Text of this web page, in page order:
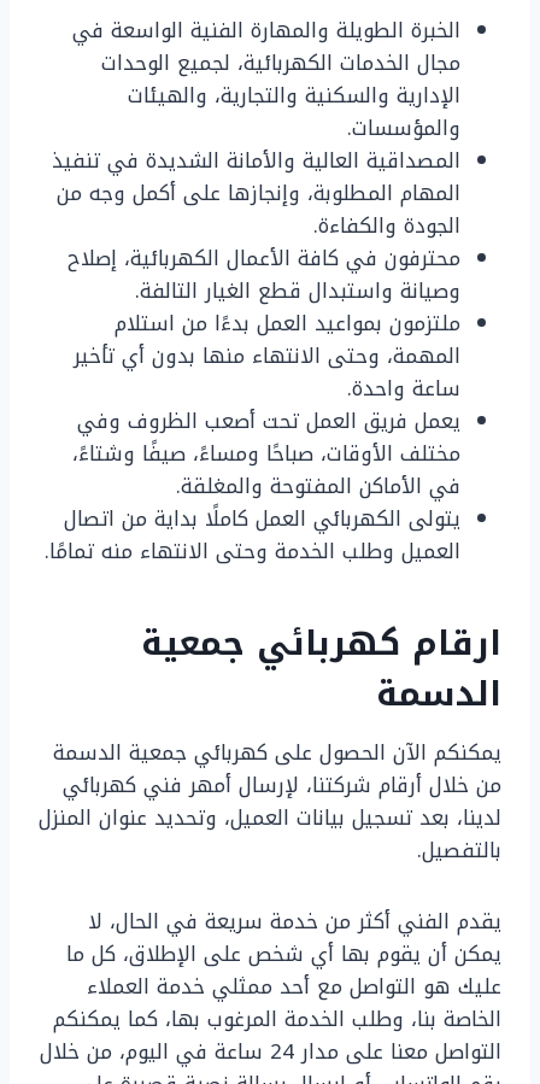
الخبرة الطويلة والمهارة الفنية الواسعة في
مجال الخدمات الكهربائية، لجميع الوحدات
الإدارية والسكنية والتجارية، والهيئات
والمؤسسات.
المصداقية العالية والأمانة الشديدة في تنفيذ
المهام المطلوبة، وإنجازها على أكمل وجه من
الجودة والكفاءة.
محترفون في كافة الأعمال الكهربائية، إصلاح
وصيانة واستبدال قطع الغيار التالفة.
ملتزمون بمواعيد العمل بدءًا من استلام
المهمة، وحتى الانتهاء منها بدون أي تأخير
ساعة واحدة.
يعمل فريق العمل تحت أصعب الظروف وفي
مختلف الأوقات، صباحًا ومساءً، صيفًا وشتاءً،
في الأماكن المفتوحة والمغلقة.
يتولى الكهربائي العمل كاملًا بداية من اتصال
العميل وطلب الخدمة وحتى الانتهاء منه تمامًا.
ارقام كهربائي جمعية
الدسمة
يمكنكم الآن الحصول على كهربائي جمعية الدسمة
من خلال أرقام شركتنا، لإرسال أمهر فني كهربائي
لدينا، بعد تسجيل بيانات العميل، وتحديد عنوان المنزل
بالتفصيل.
يقدم الفني أكثر من خدمة سريعة في الحال، لا
يمكن أن يقوم بها أي شخص على الإطلاق، كل ما
عليك هو التواصل مع أحد ممثلي خدمة العملاء
الخاصة بنا، وطلب الخدمة المرغوب بها، كما يمكنكم
التواصل معنا على مدار 24 ساعة في اليوم، من خلال